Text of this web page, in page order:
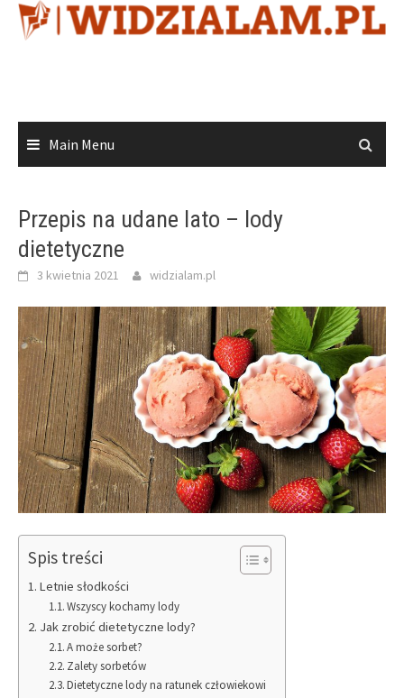
Skip
Main Menu
Przepis na udane lato – lody
dietetyczne
3 kwietnia 2021 widzialam.pl
Spis treści
Letnie słodkości
Wszyscy kochamy lody
Jak zrobić dietetyczne lody?
A może sorbet?
Zalety sorbetów
Dietetyczne lody na ratunek człowiekowi